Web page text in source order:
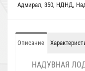
Адмирал, 350, НДНД ,
Описание
НАДУВНАЯ